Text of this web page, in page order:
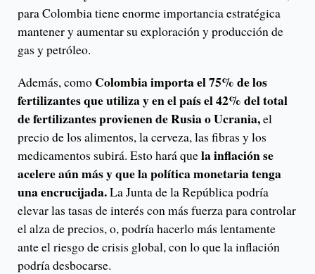
para Colombia tiene enorme importancia estratégica
mantener y aumentar su exploración y producción de
gas y petróleo.
Además, como Colombia importa el 75% de los
fertilizantes que utiliza y en el país el 42% del total
de fertilizantes provienen de Rusia o Ucrania,el
precio de los alimentos, la cerveza, las fibras y los
medicamentos subirá. Esto hará quela inflación se
acelere aún más y que la política monetaria tenga
una encrucijada.La Junta de la República podría
elevar las tasas de interés con más fuerza para controlar
el alza de precios, o, podría hacerlo más lentamente
ante el riesgo de crisis global, con lo que la inflación
podría desbocarse.